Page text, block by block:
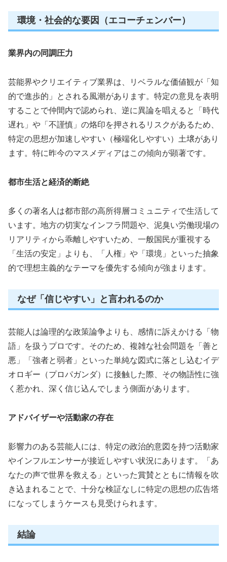
環境・社会的な要因（エコーチェンバー）
業界内の同調圧力
芸能界やクリエイティブ業界は、リベラルな価値観が「知
的で進歩的」とされる風潮があります。特定の意見を表明
することで仲間内で認められ、逆に異論を唱えると「時代
遅れ」や「不謹慎」の烙印を押されるリスクがあるため、
特定の思想が加速しやすい（極端化しやすい）土壌があり
ます。特に昨今のマスメディアはこの傾向が顕著です。
都市生活と経済的断絶
多くの著名人は都市部の高所得層コミュニティで生活して
います。地方の切実なインフラ問題や、泥臭い労働現場の
リアリティから乖離しやすいため、一般国民が重視する
「生活の安定」よりも、「人権」や「環境」といった抽象
的で理想主義的なテーマを優先する傾向が強まります。
なぜ「信じやすい」と言われるのか
芸能人は論理的な政策論争よりも、感情に訴えかける「物
語」を扱うプロです。そのため、複雑な社会問題を「善と
悪」「強者と弱者」といった単純な図式に落とし込むイデ
オロギー（プロパガンダ）に接触した際、その物語性に強
く惹かれ、深く信じ込んでしまう側面があります。
アドバイザーや活動家の存在
影響力のある芸能人には、特定の政治的意図を持つ活動家
やインフルエンサーが接近しやすい状況にあります。「あ
なたの声で世界を救える」といった賞賛とともに情報を吹
き込まれることで、十分な検証なしに特定の思想の広告塔
になってしまうケースも見受けられます。
結論